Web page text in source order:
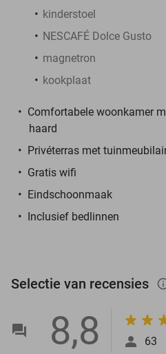
kinderstoel
NESCAFÉ Dolce Gusto
magnetron
kookplaat
Comfortabele woonkamer
haard
Privéterras met
Gratis wifi
Eindschoonmaak
Inclusief bedlinnen
Selectie van recensies
8,8 63